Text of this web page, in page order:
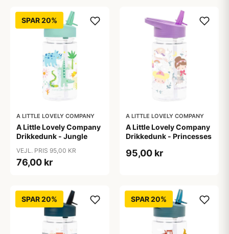
SPAR 20%
A LITTLE LOVELY COMPANY
A Little Lovely Company
Drikkedunk - Jungle
VEJL. PRIS 95,00 KR
76,00 kr
A LITTLE LOVELY COMPANY
A Little Lovely Company
Drikkedunk - Princesses
95,00 kr
SPAR 20% SPAR 20%